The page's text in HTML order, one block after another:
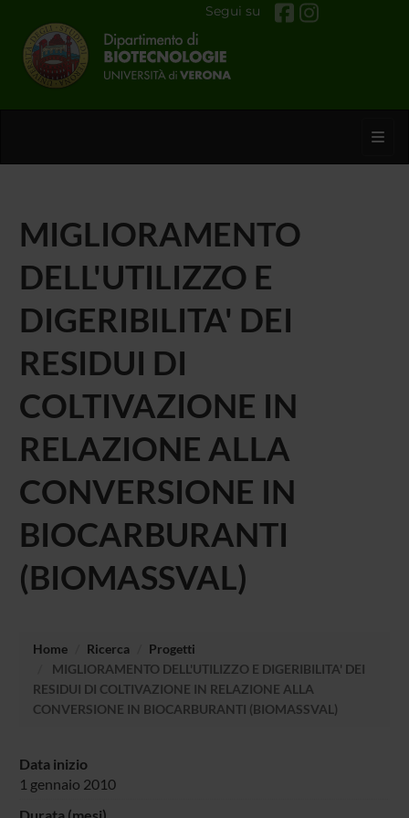
Segui su
MIGLIORAMENTO
DELL'UTILIZZO E
DIGERIBILITA' DEI
RESIDUI DI
COLTIVAZIONE IN
RELAZIONE ALLA
CONVERSIONE IN
BIOCARBURANTI
(BIOMASSVAL)
Home Ricerca
Progetti
MIGLIORAMENTO DELL'UTILIZZO E DIGERIBILITA' DEI
RESIDUI DI COLTIVAZIONE IN RELAZIONE ALLA
CONVERSIONE IN BIOCARBURANTI (BIOMASSVAL)
Data inizio
1 gennaio 2010